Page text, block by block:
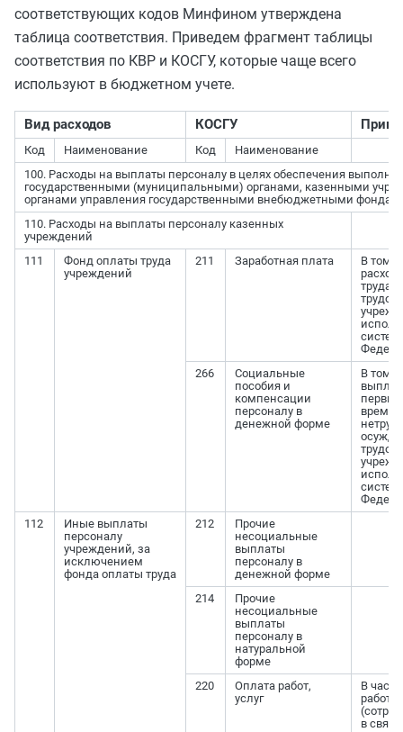
соответствующих кодов Минфином утверждена
таблица соответствия. Приведем фрагмент таблицы
соответствия по КВР и КОСГУ, которые чаще всего
используют в бюджетном учете.
Вид расходов КОСГУ
Код Наименование Код
Наименование
100. Расходы на выплаты персоналу в целях обеспечения
государственными (муниципальными) органами, казенными
органами управления государственными внебюджетными
110. Расходы на выплаты персоналу казенных
учреждений
111
Фонд оплаты труда
учреждений
211 Заработная плата
В том
труда
266
Социальные
пособия и
компенсации
персоналу в
денежной форме
В том
112
Иные выплаты
персоналу
учреждений, за
исключением
фонда оплаты труда
212
Прочие
несоциальные
выплаты
персоналу в
денежной форме
214
Прочие
несоциальные
выплаты
персоналу в
натуральной
форме
220
Оплата работ,
услуг
В
в